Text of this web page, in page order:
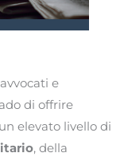
e
di offrire
elevato livello di
, della